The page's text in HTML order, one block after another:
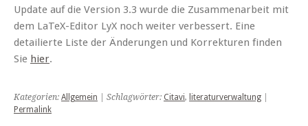
Update auf die Version 3.3 wurde die Zusammenarbeit mit
dem LaTeX-Editor LyX noch weiter verbessert. Eine
detailierte Liste der Änderungen und Korrekturen finden
Sie hier.
Kategorien: Allgemein | Schlagwörter: Citavi, literaturverwaltung
Permalink